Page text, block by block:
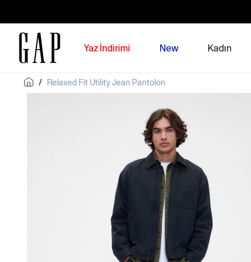
Yaz İndirimi New Kadın
/ Relaxed Fit Utility Jean Pantolon